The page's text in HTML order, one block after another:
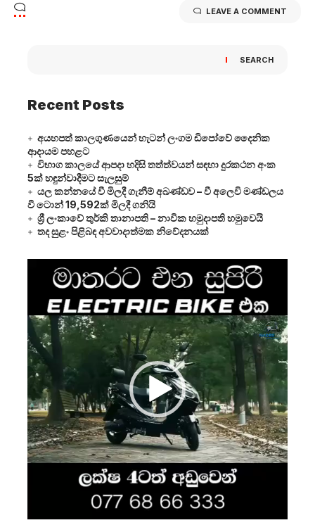
LEAVE A COMMENT
SEARCH
Recent Posts
අයහපත් කාලගුණයෙන් හැටන් ලංගම ඩිපෝවේ දෛනික
ආදායම පහළට
විභාග කාලයේ ආපදා හදිසි තත්ත්වයන් සඳහා දුරකථන අංක
5ක් හඳුන්වාදීමට සැලසුම්
යල කන්නයේ වී මිලදී ගැනීම් අඛණ්ඩව – වී අලෙවි මණ්ඩලය
වී ටොන් 19,592ක් මිලදී ගනියි
ශ්‍රී ලංකාවේ තුර්කි තානාපති – නාවික හමුදාපති හමුවෙයි
තද සුළං පිළිබඳ අවවාදාත්මක නිවේදනයක්
Player